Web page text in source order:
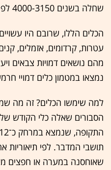
שחלה בשנים 4000-3150 לפני הספירה).
הכלים הללו, שרובם היו
עטרות, קרדומים, אזמלים,
מהם נושאים דמויות צבאים
נמצאו במטמון כלים דמויי
למה שימשו הכלים? זה מה
הסבורים שאלה כלי הקודש
תושבי המדבר. לפי תיאוריות
שאוחסנה במערה או חפצים